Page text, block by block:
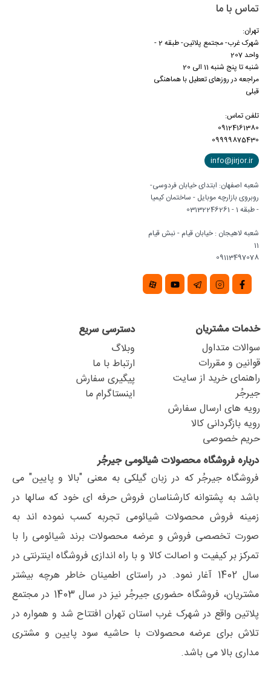
تماس با ما
تهران:
شهرک غرب- مجتمع پلاتین- طبقه 2 -
واحد 207
شنبه تا پنج شنبه 11 الی 20
مراجعه در روزهای تعطیل با هماهنگی
قبلی
تلفن تماس:
09124161380
09999875430
info@jirjor.ir
شعبه اصفهان: ابتدای خیابان فردوسی-
روبروی بازارچه موبایل - ساختمان کیمیا
- طبقه 1 - 03132246261
شعبه لاهیجان : خیابان قیام - نبش قیام
11
09113497078
خدمات مشتریان
سوالات متداول
قوانین و مقررات
راهنمای خرید از سایت
جیرجُر
رویه های ارسال سفارش
رویه بازگردانی کالا
حریم خصوصی
دسترسی سریع
وبلاگ
ارتباط با ما
پیگیری سفارش
اینستاگرام ما
درباره فروشگاه محصولات شیائومی جیرجُر
فروشگاه جیرجُر که در زبان گیلکی به معنی "بالا و پایین" می
باشد به پشتوانه کارشناسان فروش حرفه ای خود که سالها در
زمینه فروش محصولات شیائومی تجربه کسب نموده اند به
صورت تخصصی فروش و عرضه محصولات برند شیائومی را با
تمرکز بر کیفیت و اصالت کالا و با راه اندازی فروشگاه اینترنتی در
سال 1402 آغار نمود. در راستای اطمینان خاطر هرچه بیشتر
مشتریان، فروشگاه حضوری جیرجُر نیز در سال 1403 در مجتمع
پلاتین واقع در شهرک غرب استان تهران افتتاح شد و همواره در
تلاش برای عرضه محصولات با حاشیه سود پایین و مشتری
مداری بالا می باشد.